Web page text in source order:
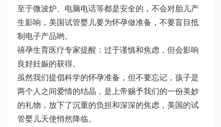
至于微波炉、电脑电话等都是安全的，不会对胎儿产
生影响，美国试管婴儿要为怀孕做准备，不要盲目抵
制电子产品哟。
禧孕生育医疗专家提醒：过于谨慎和焦虑，但会影响
良好妊娠的获得。
虽然我们提倡科学的怀孕准备，但不要忘记，孩子是
两个人之间爱情的结晶，是上帝赐予我们的一份美妙
的礼物，放下了沉重的负担和深深的焦虑，美国的试
管婴儿天使悄然降临。